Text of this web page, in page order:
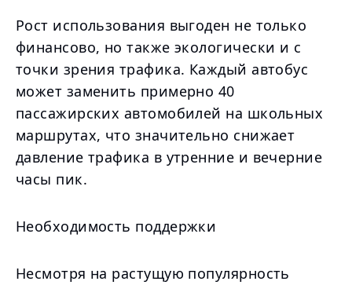
Рост использования выгоден не только
финансово, но также экологически и с
точки зрения трафика. Каждый автобус
может заменить примерно 40
пассажирских автомобилей на школьных
маршрутах, что значительно снижает
давление трафика в утренние и вечерние
часы пик.
Необходимость поддержки
Несмотря на растущую популярность